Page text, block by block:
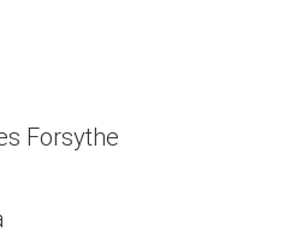
Forsythe